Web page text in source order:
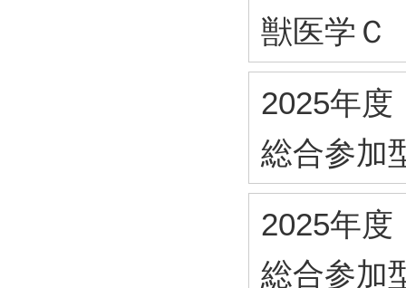
獣医学Ｃ
2025年度
総合参加
2025年度
総合参加